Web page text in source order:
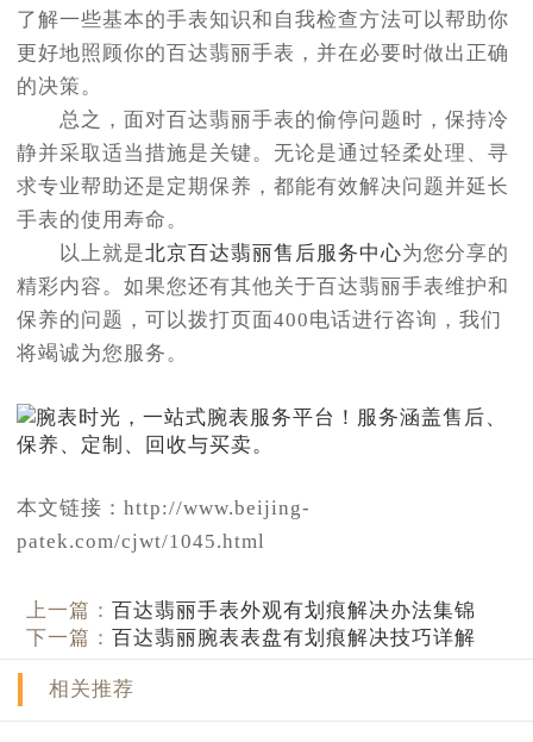
了解一些基本的手表知识和自我检查方法可以帮助你
更好地照顾你的百达翡丽手表，并在必要时做出正确
的决策。
总之，面对百达翡丽手表的偷停问题时，保持冷
静并采取适当措施是关键。无论是通过轻柔处理、寻
求专业帮助还是定期保养，都能有效解决问题并延长
手表的使用寿命。
以上就是北京百达翡丽售后服务中心为您分享的
精彩内容。如果您还有其他关于百达翡丽手表维护和
保养的问题，可以拨打页面400电话进行咨询，我们
将竭诚为您服务。
本文链接：http://www.beijing-
patek.com/cjwt/1045.html
上一篇：百达翡丽手表外观有划痕解决办法集锦
下一篇：百达翡丽腕表表盘有划痕解决技巧详解
相关推荐